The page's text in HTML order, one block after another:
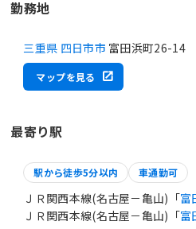
勤務地
三重県 四日市市 富田浜町26-14
マップを見る
最寄り駅
駅から徒歩5分以内 車通勤可
ＪＲ関西本線(名古屋－亀山)「富
ＪＲ関西本線(名古屋－亀山)「富